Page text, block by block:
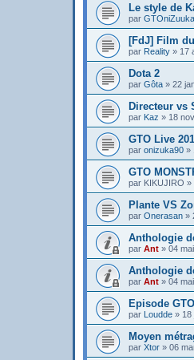
Le style de
par GTOniZuuka
[FdJ] Film
par Reality » 17
Dota 2
par Gôta » 22
Directeur vs
par Kaz » 18
GTO Live
par onizuka90 »
GTO
par KIKUJIRO »
Plante VS
par Onerasan »
Anthologie
par Ant » 04
Anthologie
par Ant » 04
Episode
par Loudde » 18
Moyen
par Xtor » 06